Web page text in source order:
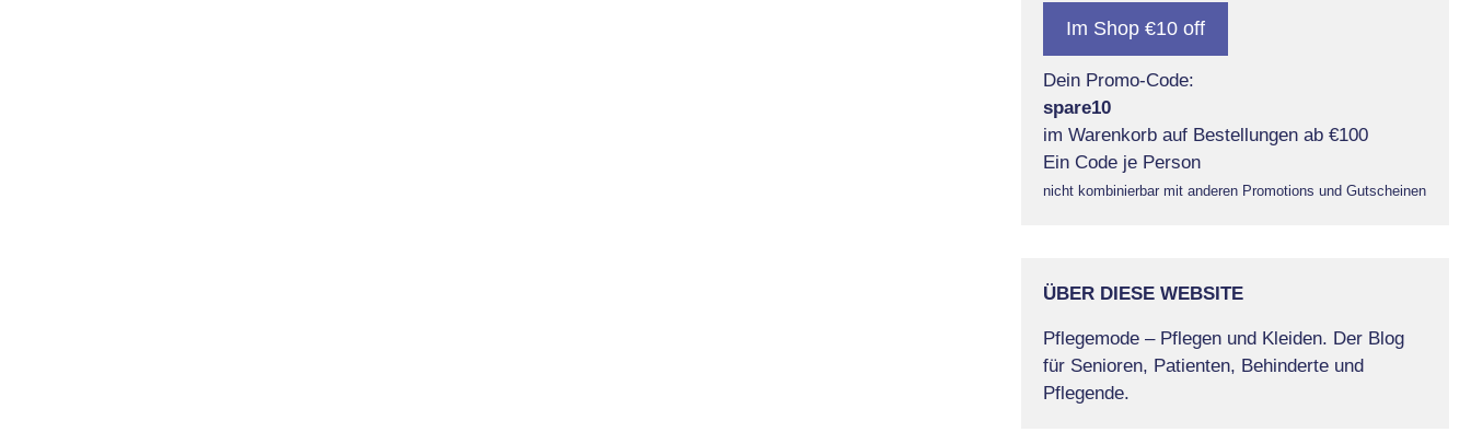
Im Shop €10 off
Dein Promo-Code:
spare10
im Warenkorb auf Bestellungen ab €100
Ein Code je Person
nicht kombinierbar mit anderen Promotions und Gutscheinen
ÜBER DIESE WEBSITE
Pflegemode – Pflegen und Kleiden. Der Blog
für Senioren, Patienten, Behinderte und
Pflegende.